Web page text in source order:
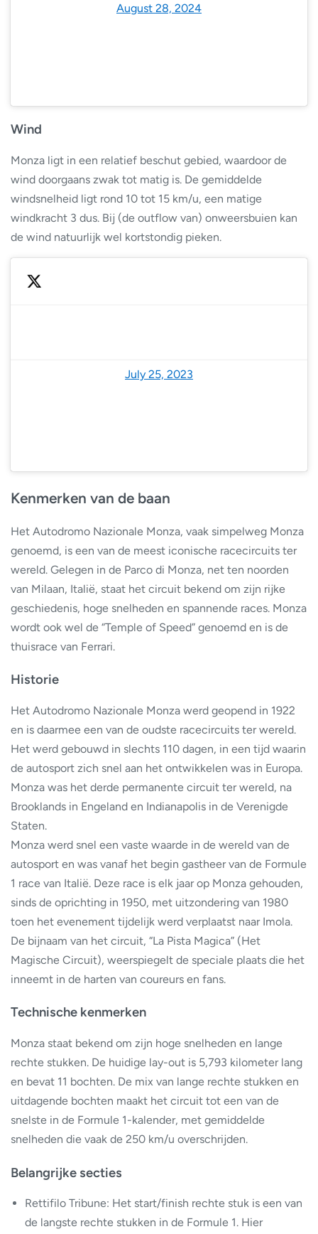
August 28, 2024
Wind
Monza ligt in een relatief beschut gebied, waardoor de
wind doorgaans zwak tot matig is. De gemiddelde
windsnelheid ligt rond 10 tot 15 km/u, een matige
windkracht 3 dus. Bij (de outflow van) onweersbuien kan
de wind natuurlijk wel kortstondig pieken.
July 25, 2023
Kenmerken van de baan
Het Autodromo Nazionale Monza, vaak simpelweg Monza
genoemd, is een van de meest iconische racecircuits ter
wereld. Gelegen in de Parco di Monza, net ten noorden
van Milaan, Italië, staat het circuit bekend om zijn rijke
geschiedenis, hoge snelheden en spannende races. Monza
wordt ook wel de “Temple of Speed” genoemd en is de
thuisrace van Ferrari.
Historie
Het Autodromo Nazionale Monza werd geopend in 1922
en is daarmee een van de oudste racecircuits ter wereld.
Het werd gebouwd in slechts 110 dagen, in een tijd waarin
de autosport zich snel aan het ontwikkelen was in Europa.
Monza was het derde permanente circuit ter wereld, na
Brooklands in Engeland en Indianapolis in de Verenigde
Staten.
Monza werd snel een vaste waarde in de wereld van de
autosport en was vanaf het begin gastheer van de Formule
1 race van Italië. Deze race is elk jaar op Monza gehouden,
sinds de oprichting in 1950, met uitzondering van 1980
toen het evenement tijdelijk werd verplaatst naar Imola.
De bijnaam van het circuit, “La Pista Magica” (Het
Magische Circuit), weerspiegelt de speciale plaats die het
inneemt in de harten van coureurs en fans.
Technische kenmerken
Monza staat bekend om zijn hoge snelheden en lange
rechte stukken. De huidige lay-out is 5,793 kilometer lang
en bevat 11 bochten. De mix van lange rechte stukken en
uitdagende bochten maakt het circuit tot een van de
snelste in de Formule 1-kalender, met gemiddelde
snelheden die vaak de 250 km/u overschrijden.
Belangrijke secties
Rettifilo Tribune: Het start/finish rechte stuk is een van
de langste rechte stukken in de Formule 1. Hier